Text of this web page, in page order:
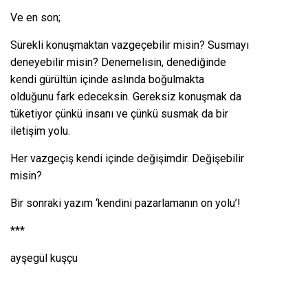
Ve en son;
Sürekli konuşmaktan vazgeçebilir misin? Susmayı
deneyebilir misin? Denemelisin, denediğinde
kendi gürültün içinde aslında boğulmakta
olduğunu fark edeceksin. Gereksiz konuşmak da
tüketiyor çünkü insanı ve çünkü susmak da bir
iletişim yolu.
Her vazgeçiş kendi içinde değişimdir. Değişebilir
misin?
Bir sonraki yazım ‘kendini pazarlamanın on yolu’!
***
ayşegül kuşçu